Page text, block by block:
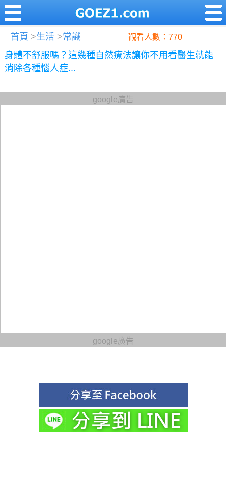
首頁 >生活 >常識 觀看人數：770
身體不舒服嗎？這幾種自然療法讓你不用看醫生就能
消除各種惱人症...
google廣告
google廣告